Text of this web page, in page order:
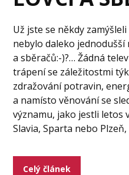
Už jste se někdy
nebylo daleko
a sběračů:-)?… Žádná
trápení se záležitostmi
zdražování potravin,
a namísto věnování se
významu, jako jestli
Slavia, Sparta nebo Plzeň,
Celý článek